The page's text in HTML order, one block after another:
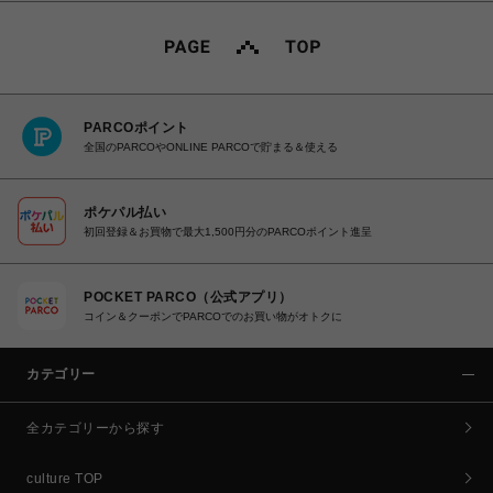
PARCOポイント
全国のPARCOやONLINE PARCOで貯まる＆使える
ポケパル払い
初回登録＆お買物で最大1,500円分のPARCOポイント進呈
POCKET PARCO（公式アプリ）
コイン＆クーポンでPARCOでのお買い物がオトクに
カテゴリー
全カテゴリーから探す
culture TOP